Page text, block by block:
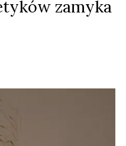
zamyka